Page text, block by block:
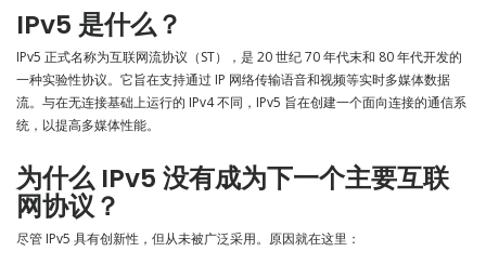
IPv5 是什么？
IPv5 正式名称为互联网流协议（ST），是 20 世纪 70 年代末和 80 年代开发的
一种实验性协议。它旨在支持通过 IP 网络传输语音和视频等实时多媒体数据
流。与在无连接基础上运行的 IPv4 不同，IPv5 旨在创建一个面向连接的通信系
统，以提高多媒体性能。
为什么 IPv5 没有成为下一个主要互联
网协议？
尽管 IPv5 具有创新性，但从未被广泛采用。原因就在这里：